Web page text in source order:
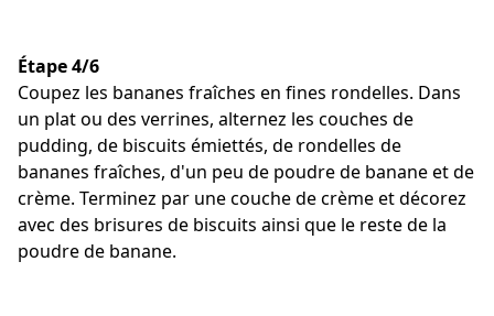
Étape 4/6
Coupez les bananes fraîches en fines rondelles. Dans
un plat ou des verrines, alternez les couches de
pudding, de biscuits émiettés, de rondelles de
bananes fraîches, d'un peu de poudre de banane et de
crème. Terminez par une couche de crème et décorez
avec des brisures de biscuits ainsi que le reste de la
poudre de banane.